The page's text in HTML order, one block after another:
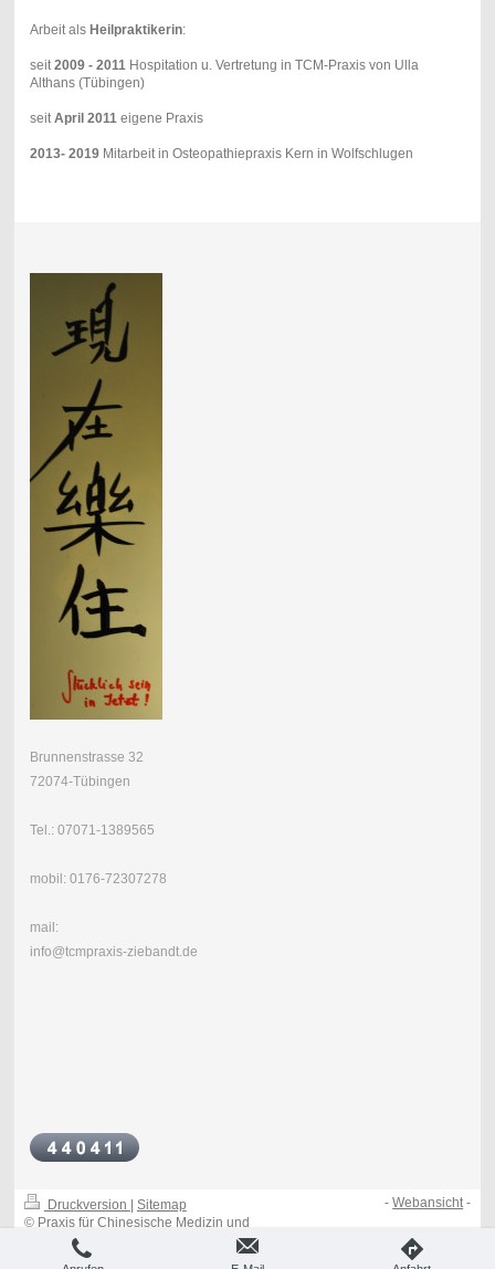
Arbeit als Heilpraktikerin:
seit2009 - 2011Hospitation u. Vertretung in TCM-Praxis von Ulla
Althans (Tübingen)
seitApril 2011eigene Praxis
2013- 2019Mitarbeit in Osteopathiepraxis Kern in Wolfschlugen
Brunnenstrasse 32
72074-Tübingen
Tel.: 07071-1389565
mobil: 0176-72307278
mail:
info@tcmpraxis-ziebandt.de
Druckversion
Sitemap
© Praxis für Chinesische Medizin und
Massagen
-Webansicht-